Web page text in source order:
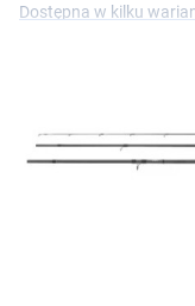
Dostępna w kilku
Shimano Aero X6
- Waga wyrzutu: 15g
- Długość